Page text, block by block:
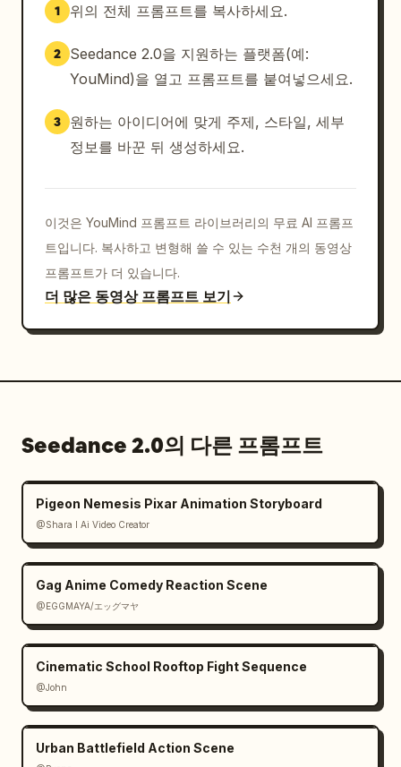
1 위의 전체 프롬프트를 복사하세요.
2
Seedance 2.0을 지원하는 플랫폼(예:
YouMind)을 열고 프롬프트를 붙여넣으세요.
3
원하는 아이디어에 맞게 주제, 스타일, 세부
정보를 바꾼 뒤 생성하세요.
이것은 YouMind 프롬프트 라이브러리의 무료 AI 프롬프
트입니다. 복사하고 변형해 쓸 수 있는 수천 개의 동영상
프롬프트가 더 있습니다.
더 많은 동영상 프롬프트 보기
Seedance 2.0의 다른 프롬프트
Pigeon Nemesis Pixar Animation Storyboard
@Shara I Ai Video Creator
Gag Anime Comedy Reaction Scene
@EGGMAYA/エッグマヤ
Cinematic School Rooftop Fight Sequence
@John
Urban Battlefield Action Scene